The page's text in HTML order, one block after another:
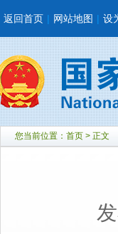
返回首页 | 网站地图 | 设
您当前位置： 首页 > 正文